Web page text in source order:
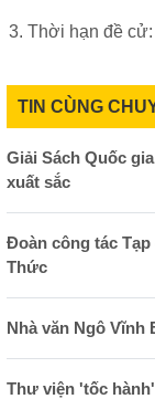
3. Thời hạn đề
TIN CÙNG
Giải Sách Quốc
xuất sắc
Đoàn công tác
Thức
Nhà văn Ngô Vĩnh
Thư viện 'tốc